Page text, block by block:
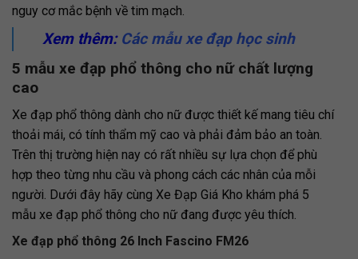
nguy cơ mắc bệnh về tim mạch.
Xem thêm: Các mẫu xe đạp học sinh
5 mẫu xe đạp phổ thông cho nữ chất lượng
cao
Xe đạp phổ thông dành cho nữ được thiết kế mang tiêu chí
thoải mái, có tính thẩm mỹ cao và phải đảm bảo an toàn.
Trên thị trường hiện nay có rất nhiều sự lựa chọn để phù
hợp theo từng nhu cầu và phong cách các nhân của mỗi
người. Dưới đây hãy cùng Xe Đạp Giá Kho khám phá 5
mẫu xe đạp phổ thông cho nữ đang được yêu thích.
Xe đạp phổ thông 26 Inch Fascino FM26